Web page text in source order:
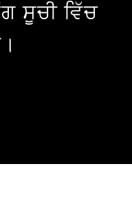
ਸੂਚੀ ਵਿੱਚ